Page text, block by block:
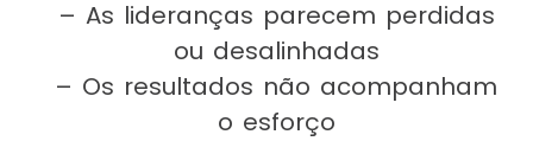
– As lideranças parecem perdidas
ou desalinhadas
– Os resultados não acompanham
o esforço